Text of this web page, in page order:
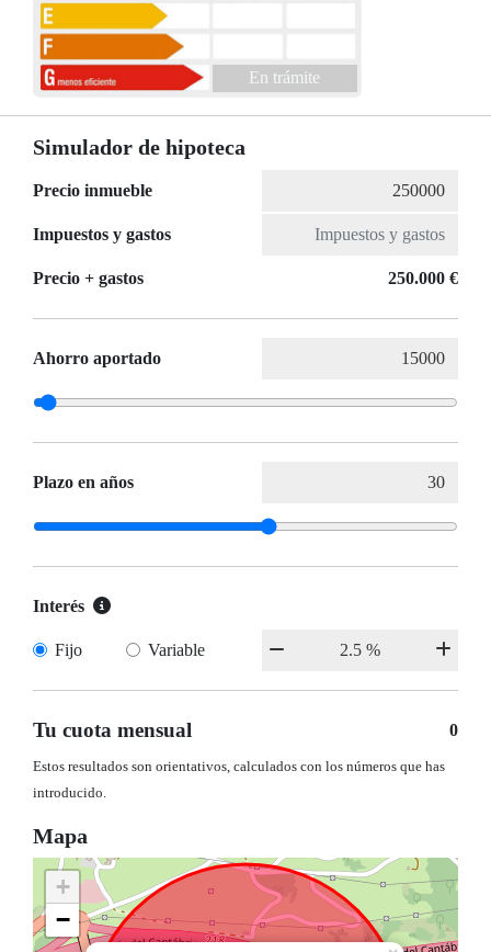
En trámite
Simulador de hipoteca
Precio inmueble
Impuestos y gastos
Precio + gastos 250.000 €
Ahorro aportado
Plazo en años
Interés
Fijo Variable
Tu cuota mensual 0
Estos resultados son orientativos, calculados con los números que has
introducido.
Mapa
+
−